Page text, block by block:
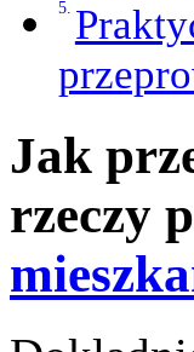
Jak
rzeczy